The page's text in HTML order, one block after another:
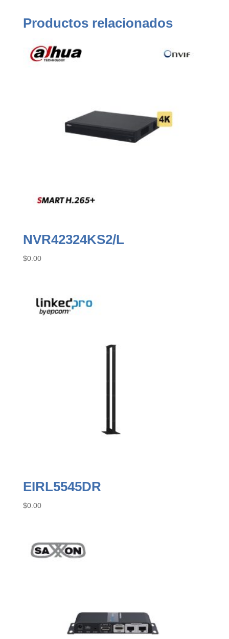
Productos relacionados
NVR42324KS2/L
$0.00
EIRL5545DR
$0.00